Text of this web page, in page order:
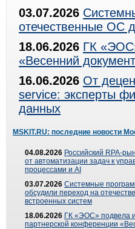
03.07.2026
отечественные ОС
18.06.2026 ГК
«Весенний
16.06.2026 От
service: эксперты
данных
MSKIT.RU: последние новости
04.08.2026 Российский RPA-
от автоматизации задач к
процессами и AI
03.07.2026 Системные
обсудили переход на
встроенных систем
18.06.2026 ГК «ЭОС» подвела
партнерской конференции